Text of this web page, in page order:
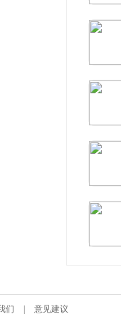
们 意见建议